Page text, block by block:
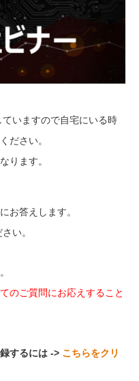
いますので自宅にいる時
ださい。
ります。
お答えします。
い。
のご質問にお応えすること
するには -> こちらをクリ